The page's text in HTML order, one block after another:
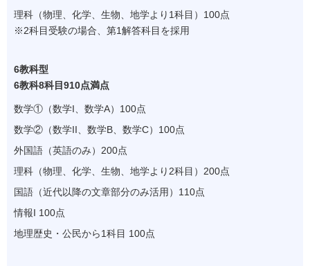
理科（物理、化学、生物、地学より1科目）100点
※2科目受験の場合、第1解答科目を採用
6教科型
6教科8科目910点満点
数学①（数学I、数学A）100点
数学②（数学II、数学B、数学C）100点
外国語（英語のみ）200点
理科（物理、化学、生物、地学より2科目）200点
国語（近代以降の文章部分のみ活用）110点
情報I 100点
地理歴史・公民から1科目 100点